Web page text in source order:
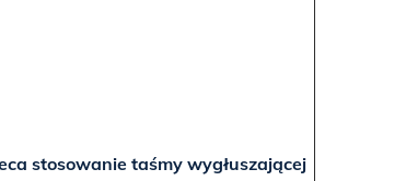
stosowanie taśmy wygłuszającej